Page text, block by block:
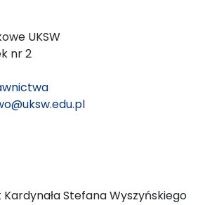
UKSW
nr 2
Stefana Wyszyńskiego